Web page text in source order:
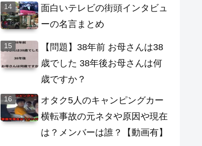
面白いテレビの街頭インタビュ
ーの名言まとめ
【問題】38年前 お母さんは38
歳でした 38年後お母さんは何
歳ですか？
オタク5人のキャンピングカー
横転事故の元ネタや原因や現在
は？メンバーは誰？【動画有】